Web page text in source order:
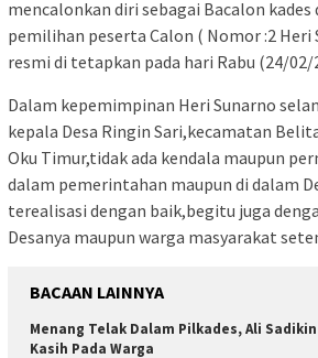
mencalonkan diri sebagai Bacalon
pemilihan peserta Calon ( Nomor :2 Heri
resmi di tetapkan pada hari Rabu (24/02/
Dalam kepemimpinan Heri Sunarno
kepala Desa Ringin Sari,kecamatan
Oku Timur,tidak ada kendala maupun
dalam pemerintahan maupun di dalam
terealisasi dengan baik,begitu juga
Desanya maupun warga masyarakat
BACAAN LAINNYA
Menang Telak Dalam Pilkades, Ali
Kasih Pada Warga